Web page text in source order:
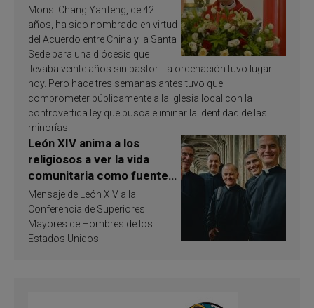
Mons. Chang Yanfeng, de 42
años, ha sido nombrado en virtud
del Acuerdo entre China y la Santa
Sede para una diócesis que
llevaba veinte años sin pastor. La ordenación tuvo lugar
hoy. Pero hace tres semanas antes tuvo que
comprometer públicamente a la Iglesia local con la
controvertida ley que busca eliminar la identidad de las
minorías.
León XIV anima a los
religiosos a ver la vida
comunitaria como fuente
de inspiración y
santificación
Mensaje de León XIV a la
Conferencia de Superiores
Mayores de Hombres de los
Estados Unidos